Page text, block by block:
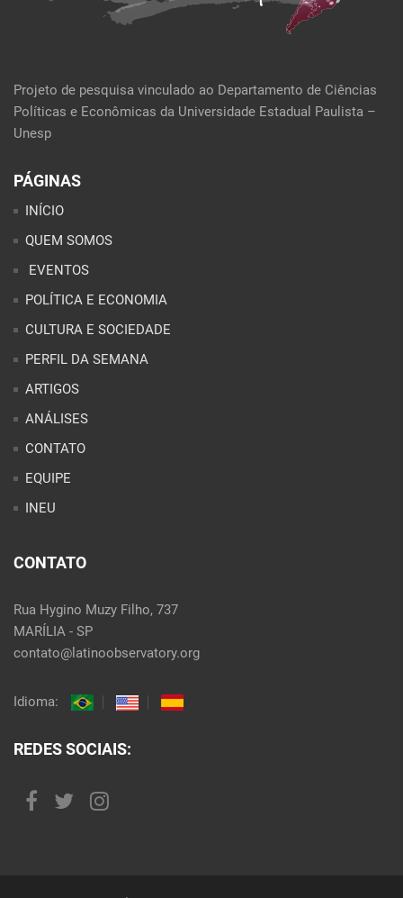
Projeto de pesquisa vinculado ao Departamento de Ciências
Políticas e Econômicas da Universidade Estadual Paulista –
Unesp
PÁGINAS
INÍCIO
QUEM SOMOS
EVENTOS
POLÍTICA E ECONOMIA
CULTURA E SOCIEDADE
PERFIL DA SEMANA
ARTIGOS
ANÁLISES
CONTATO
EQUIPE
INEU
CONTATO
Rua Hygino Muzy Filho, 737
MARÍLIA - SP
contato@latinoobservatory.org
Idioma:
REDES SOCIAIS: